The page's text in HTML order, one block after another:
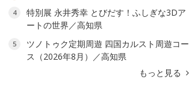
4
特別展 永井秀幸 とびだす！ふしぎな3Dア
ートの世界／高知県
5
ツノトゥク定期周遊 四国カルスト周遊コー
ス（2026年8月）／高知県
もっと見る